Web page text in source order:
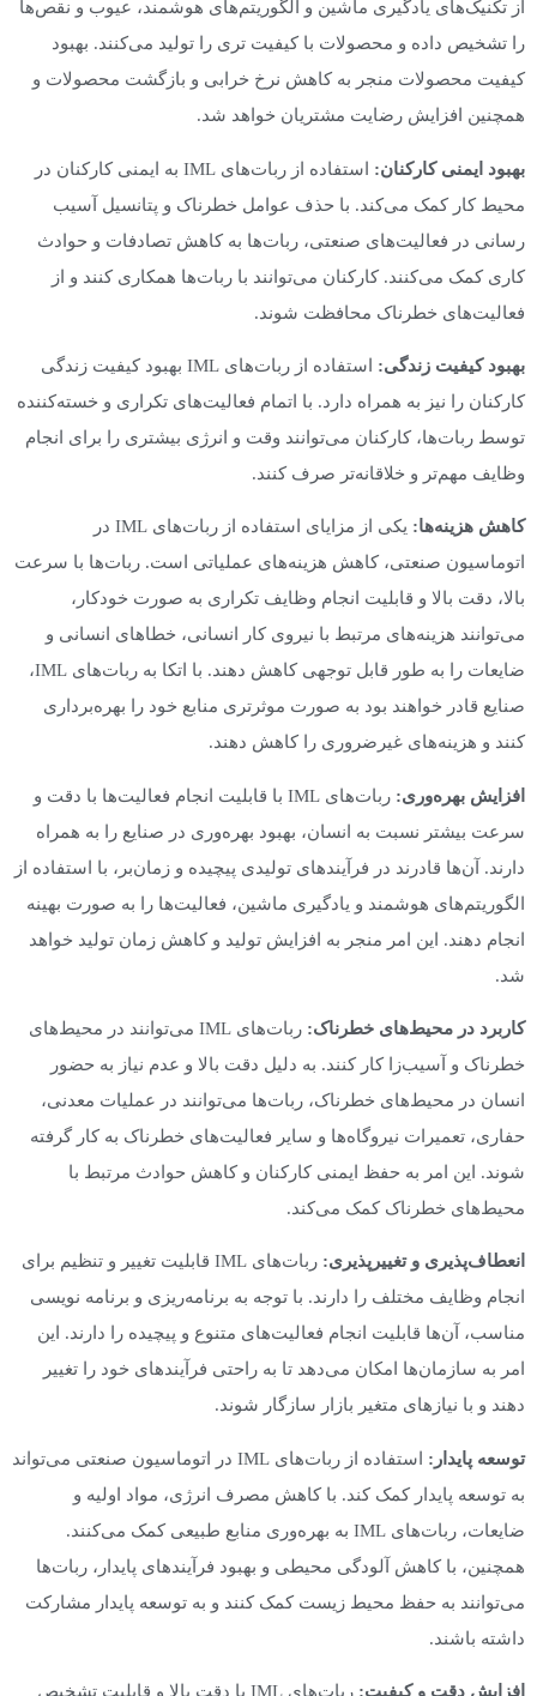
از تکنیک‌های یادگیری ماشین و الگوریتم‌های هوشمند، عیوب و نقص‌ها
را تشخیص داده و محصولات با کیفیت تری را تولید می‌کنند. بهبود
کیفیت محصولات منجر به کاهش نرخ خرابی و بازگشت محصولات و
همچنین افزایش رضایت مشتریان خواهد شد.
بهبود ایمنی کارکنان:
استفاده از ربات‌های IML به ایمنی کارکنان در
محیط کار کمک می‌کند. با حذف عوامل خطرناک و پتانسیل آسیب
رسانی در فعالیت‌های صنعتی، ربات‌ها به کاهش تصادفات و حوادث
کاری کمک می‌کنند. کارکنان می‌توانند با ربات‌ها همکاری کنند و از
فعالیت‌های خطرناک محافظت شوند.
بهبود کیفیت زندگی:
استفاده از ربات‌های IML بهبود کیفیت زندگی
کارکنان را نیز به همراه دارد. با اتمام فعالیت‌های تکراری و خسته‌کننده
توسط ربات‌ها، کارکنان می‌توانند وقت و انرژی بیشتری را برای انجام
وظایف مهم‌تر و خلاقانه‌تر صرف کنند.
کاهش هزینه‌ها:
یکی از مزایای استفاده از ربات‌های IML در
اتوماسیون صنعتی، کاهش هزینه‌های عملیاتی است. ربات‌ها با سرعت
بالا، دقت بالا و قابلیت انجام وظایف تکراری به صورت خودکار،
می‌توانند هزینه‌های مرتبط با نیروی کار انسانی، خطاهای انسانی و
ضایعات را به طور قابل توجهی کاهش دهند. با اتکا به ربات‌های IML،
صنایع قادر خواهند بود به صورت موثرتری منابع خود را بهره‌برداری
کنند و هزینه‌های غیرضروری را کاهش دهند.
افزایش بهره‌وری:
ربات‌های IML با قابلیت انجام فعالیت‌ها با دقت و
سرعت بیشتر نسبت به انسان، بهبود بهره‌وری در صنایع را به همراه
دارند. آن‌ها قادرند در فرآیندهای تولیدی پیچیده و زمان‌بر، با استفاده از
الگوریتم‌های هوشمند و یادگیری ماشین، فعالیت‌ها را به صورت بهینه
انجام دهند. این امر منجر به افزایش تولید و کاهش زمان تولید خواهد
شد.
کاربرد در محیط‌های خطرناک:
ربات‌های IML می‌توانند در محیط‌های
خطرناک و آسیب‌زا کار کنند. به دلیل دقت بالا و عدم نیاز به حضور
انسان در محیط‌های خطرناک، ربات‌ها می‌توانند در عملیات معدنی،
حفاری، تعمیرات نیروگاه‌ها و سایر فعالیت‌های خطرناک به کار گرفته
شوند. این امر به حفظ ایمنی کارکنان و کاهش حوادث مرتبط با
محیط‌های خطرناک کمک می‌کند.
انعطاف‌پذیری و تغییرپذیری:
ربات‌های IML قابلیت تغییر و تنظیم برای
انجام وظایف مختلف را دارند. با توجه به برنامه‌ریزی و برنامه نویسی
مناسب، آن‌ها قابلیت انجام فعالیت‌های متنوع و پیچیده را دارند. این
امر به سازمان‌ها امکان می‌دهد تا به راحتی فرآیندهای خود را تغییر
دهند و با نیازهای متغیر بازار سازگار شوند.
توسعه پایدار:
استفاده از ربات‌های IML در اتوماسیون صنعتی می‌تواند
به توسعه پایدار کمک کند. با کاهش مصرف انرژی، مواد اولیه و
ضایعات، ربات‌های IML به بهره‌وری منابع طبیعی کمک می‌کنند.
همچنین، با کاهش آلودگی محیطی و بهبود فرآیندهای پایدار، ربات‌ها
می‌توانند به حفظ محیط زیست کمک کنند و به توسعه پایدار مشارکت
داشته باشند.
افزایش دقت و کیفیت: ربات‌های IML با دقت بالا و قابلیت تشخیص